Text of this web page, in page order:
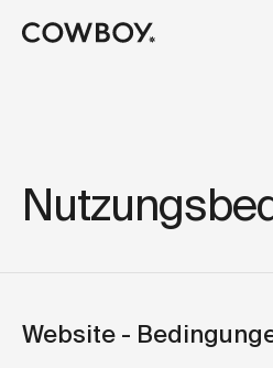
Website -